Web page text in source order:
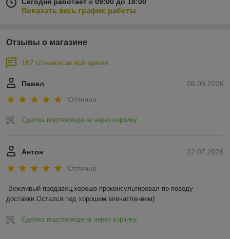
Показать весь график работы
Отзывы о магазине
167 отзывов за всё время
06.08.2026
Павел
Отлично
Сделка подтверждена через корзину
22.07.2026
Антон
Отлично
Вежливый продавец,хорошо проконсультировал по поводу
доставки.Остался под хорошим впечатлением)
Сделка подтверждена через корзину